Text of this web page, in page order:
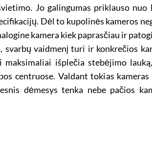
Jo galingumas priklauso
Dėl to kupolinės kameros
kamera kiek paprasčiau ir
vaidmenį turi ir konkrečios
išplečia stebėjimo
centruose. Valdant tokias kameras
dėmesys tenka nebe pačios